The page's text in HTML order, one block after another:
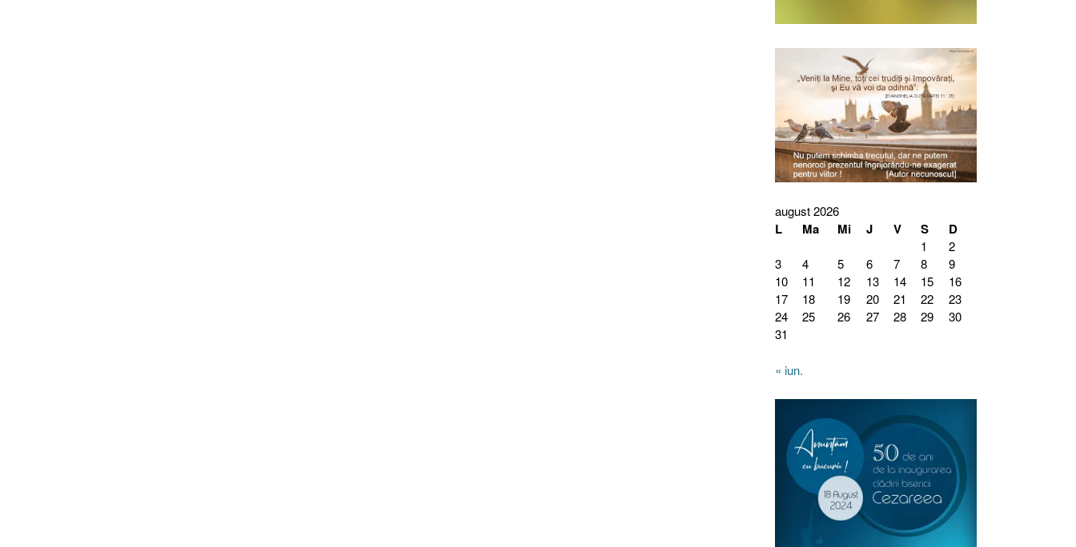
august 2026
L Ma Mi J V S D
1
2
3
4 5 6 7 8
9
10
11 12 13 14 15
16
17
18 19 20 21 22
23
24
25 26 27 28 29
30
31
« iun.